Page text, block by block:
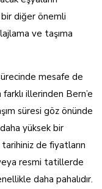
diğer önemli
ve taşıma
mesafe de
illerinden Bern’e
süresi göz önünde
yüksek bir
de fiyatların
resmi tatillerde
daha pahalıdır.